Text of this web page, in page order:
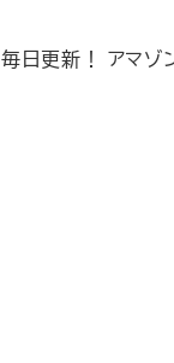
毎日更新！ アマゾ